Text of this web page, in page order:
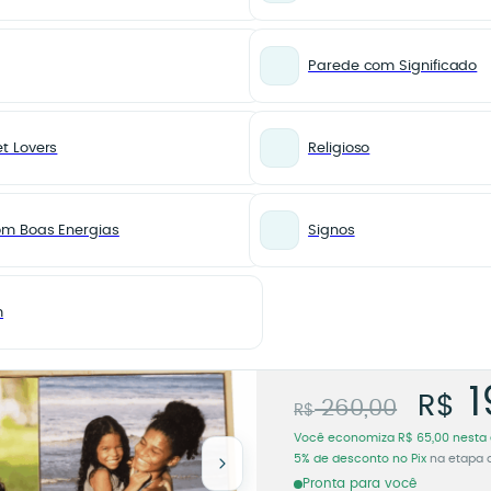
Parede com Significado
Lovers Religioso
Boas Energias Signos
– Moldura Moderna
Mural
15x45
Mural
R$260,00 O
R$
Você economiza R$ 65,00 nesta
5% de desconto no Pix na etapa
Pronta para você